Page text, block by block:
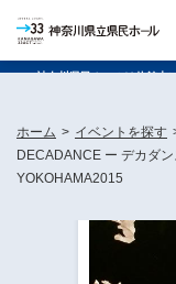
神奈川県民ホールは休館中
ホーム > イベントを探す
DECADANCE ー デカダ
YOKOHAMA2015